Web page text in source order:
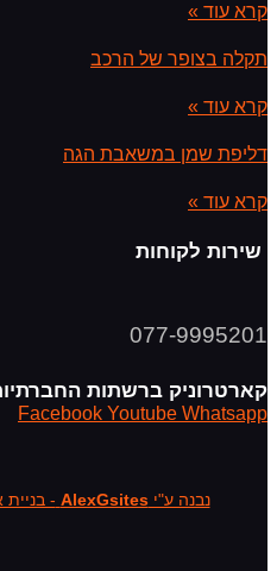
קרא עוד »
תקלה בצופר של הרכב
קרא עוד »
דליפת שמן במשאבת הגה
קרא עוד »
שירות לקוחות
077-9995201
קארטרוניק ברשתות
Facebook Youtube Whatsapp
נבנה ע"יAlexGsites - בניית